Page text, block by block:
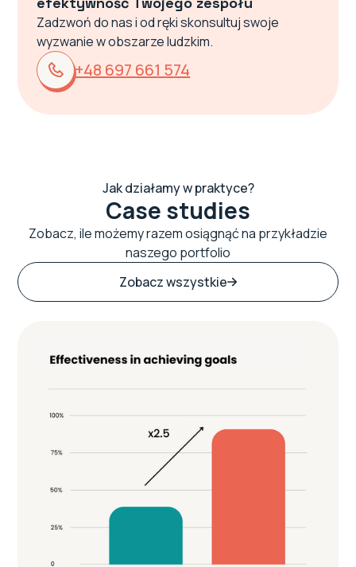
Zadzwoń do nas i od ręki skonsultuj swoje
wyzwanie w obszarze ludzkim.
+48 697 661 574
Jak działamy w praktyce?
Case studies
Zobacz, ile możemy razem osiągnąć na przykładzie
naszego portfolio
Zobacz wszystkie